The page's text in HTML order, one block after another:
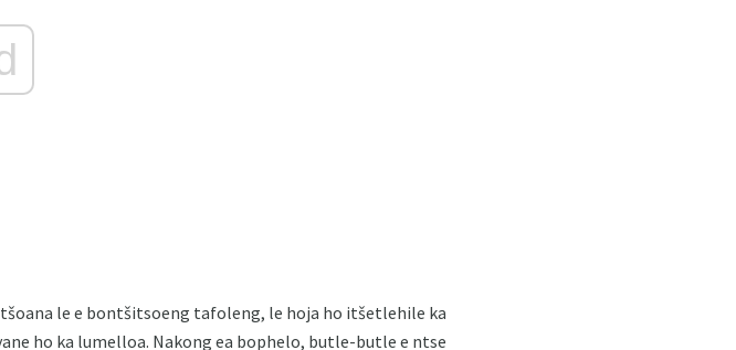
le e bontšitsoeng tafoleng, le hoja ho itšetlehile ka
ho ka lumelloa. Nakong ea bophelo, butle-butle e ntse